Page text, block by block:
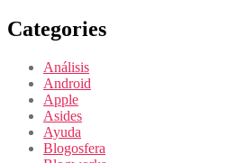
Categories
Análisis
Android
Apple
Asides
Ayuda
Blogosfera